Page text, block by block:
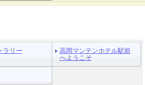
ラリー
高岡マンテンホテル駅前
へようこそ